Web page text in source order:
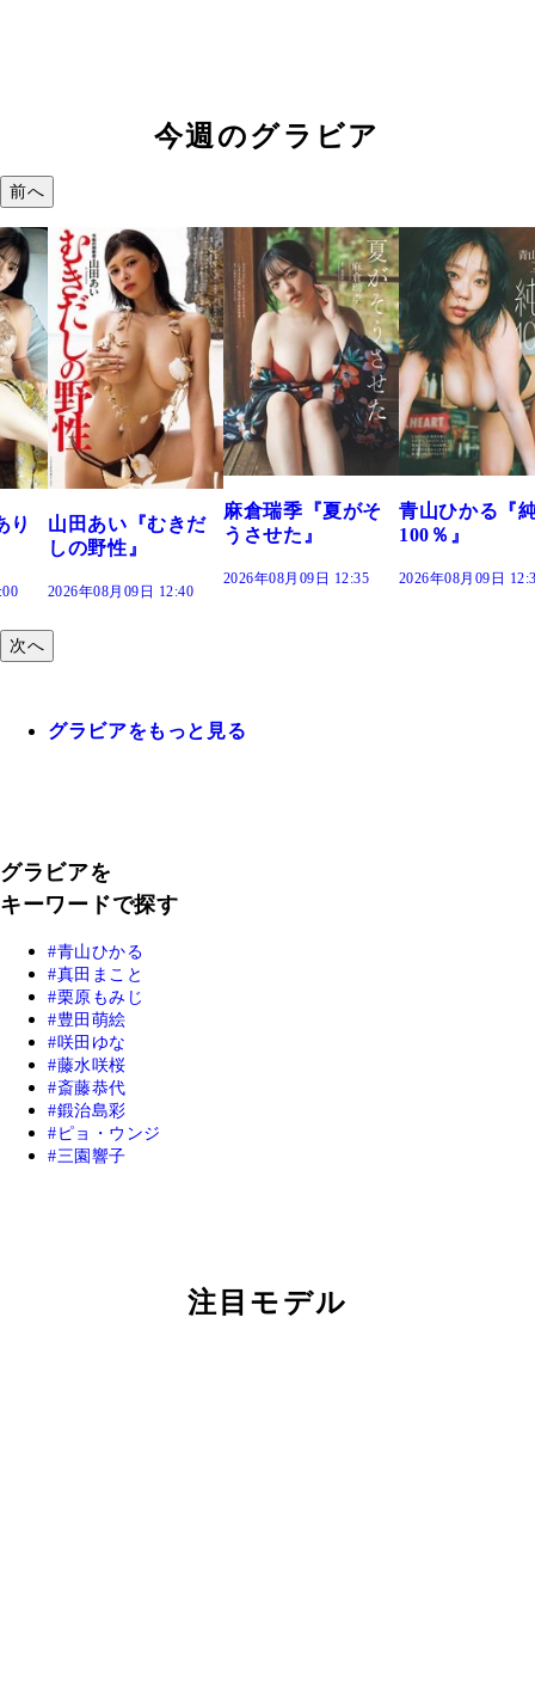
今週のグラビア
前へ
だ
麻倉瑞季『夏がそ
うさせた』
青山ひかる『純度
100％』
2026年08月09日 12:30
溝端 葵『もう
つの、あおい
で。』
2026年08月09日
次へ
グラビアをもっと見る
グラビアを
キーワードで探す
青山ひかる
真田まこと
栗原もみじ
豊田萌絵
咲田ゆな
藤水咲桜
斎藤恭代
鍛治島彩
ピョ・ウンジ
三園響子
注目モデル